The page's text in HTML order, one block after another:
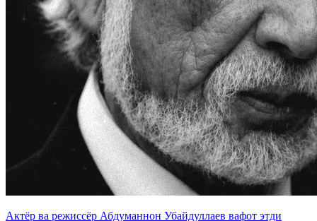
Актёр ва режиссёр Абдуманнон Убайдуллаев вафот этди